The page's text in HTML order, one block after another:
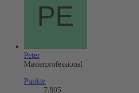
Peter
Masterprofessional
Punkte
7.805